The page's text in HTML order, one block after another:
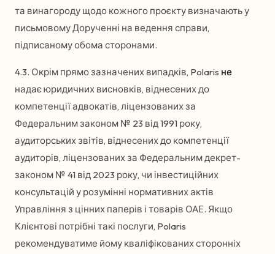
та винагороду щодо кожного проєкту визначають у
письмовому Дорученні на ведення справи,
підписаному обома сторонами.
4.3. Окрім прямо зазначених випадків, Polaris не
надає юридичних висновків, віднесених до
компетенції адвокатів, ліцензованих за
Федеральним законом № 23 від 1991 року,
аудиторських звітів, віднесених до компетенції
аудиторів, ліцензованих за Федеральним декрет-
законом № 41 від 2023 року, чи інвестиційних
консультацій у розумінні нормативних актів
Управління з цінних паперів і товарів ОАЕ. Якщо
Клієнтові потрібні такі послуги, Polaris
рекомендуватиме йому кваліфікованих сторонніх